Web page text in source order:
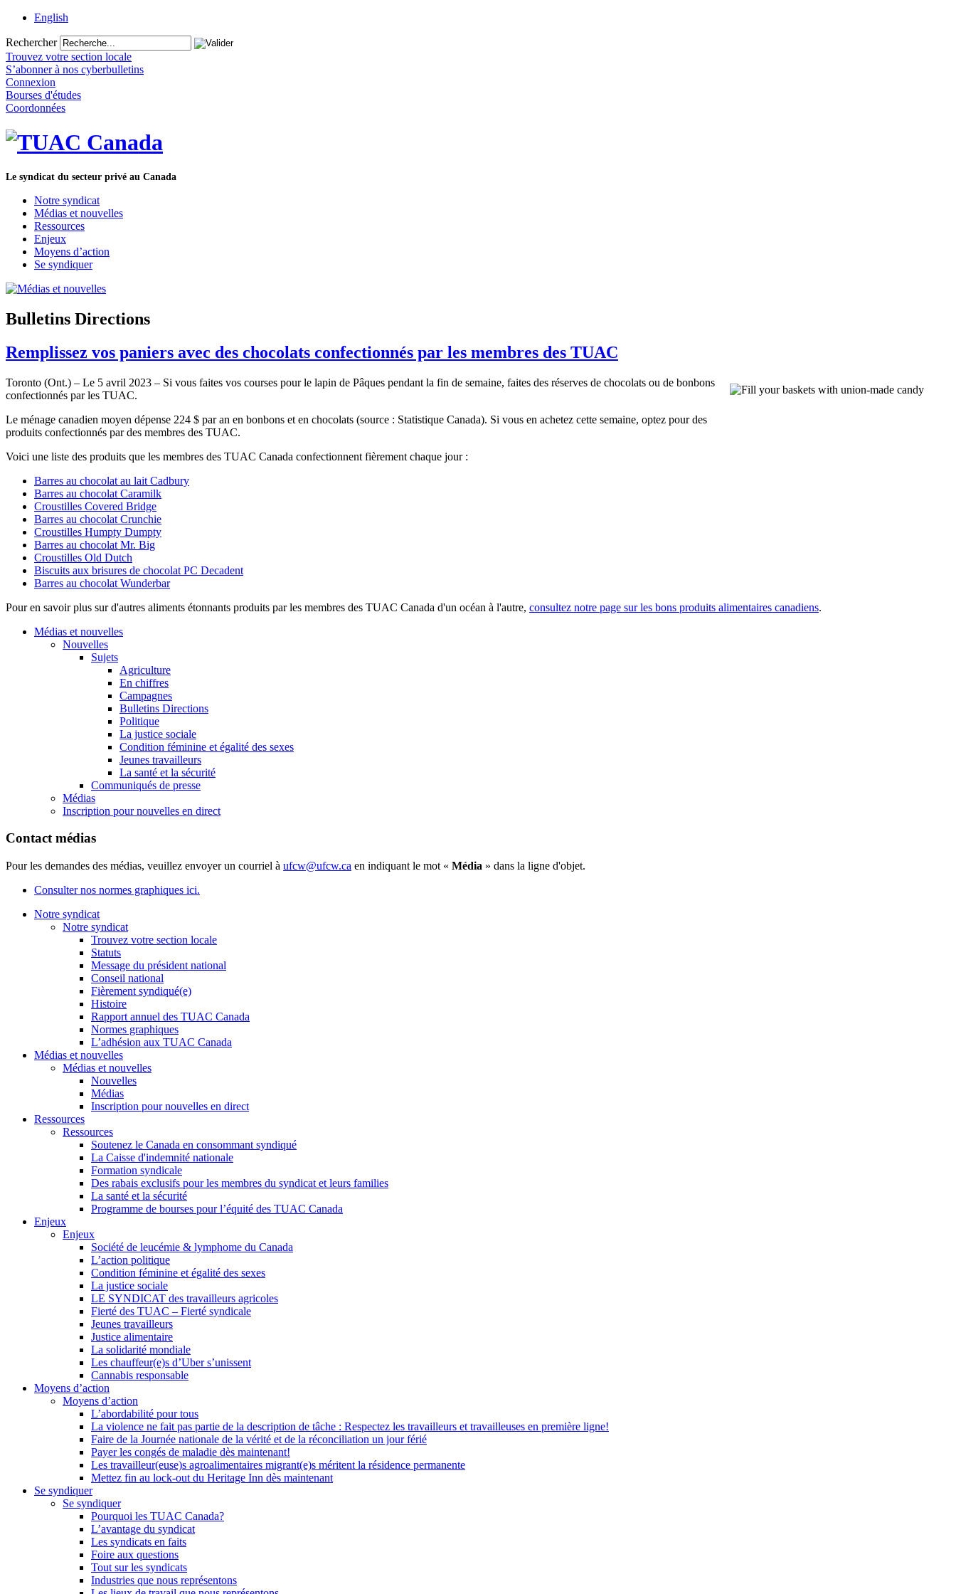
English
Rechercher
Trouvez votre section locale
S’abonner à nos cyberbulletins
Connexion
Bourses d'études
Coordonnées
Le syndicat du secteur privé au Canada
Notre syndicat
Médias et nouvelles
Ressources
Enjeux
Moyens d’action
Se syndiquer
Bulletins Directions
Remplissez vos paniers avec des chocolats confectionnés par les membres des TUAC
Toronto (Ont.) – Le 5 avril 2023 – Si vous faites vos courses pour le lapin de Pâques pendant la fin de semaine, faites des réserves de chocolats ou de bonbons
confectionnés par les TUAC.
Le ménage canadien moyen dépense 224 $ par an en bonbons et en chocolats (source : Statistique Canada). Si vous en achetez cette semaine, optez pour des
produits confectionnés par des membres des TUAC.
Voici une liste des produits que les membres des TUAC Canada confectionnent fièrement chaque jour :
Barres au chocolat au lait Cadbury
Barres au chocolat Caramilk
Croustilles Covered Bridge
Barres au chocolat Crunchie
Croustilles Humpty Dumpty
Barres au chocolat Mr. Big
Croustilles Old Dutch
Biscuits aux brisures de chocolat PC Decadent
Barres au chocolat Wunderbar
Pour en savoir plus sur d'autres aliments étonnants produits par les membres des TUAC Canada d'un océan à l'autre, consultez notre page sur les bons produits alimentaires canadiens.
Médias et nouvelles
Nouvelles
Sujets
Agriculture
En chiffres
Campagnes
Bulletins Directions
Politique
La justice sociale
Condition féminine et égalité des sexes
Jeunes travailleurs
La santé et la sécurité
Communiqués de presse
Médias
Inscription pour nouvelles en direct
Contact médias
Pour les demandes des médias, veuillez envoyer un courriel à ufcw@ufcw.ca en indiquant le mot « Média » dans la ligne d'objet.
Consulter nos normes graphiques ici.
Notre syndicat
Notre syndicat
Trouvez votre section locale
Statuts
Message du président national
Conseil national
Fièrement syndiqué(e)
Histoire
Rapport annuel des TUAC Canada
Normes graphiques
L’adhésion aux TUAC Canada
Médias et nouvelles
Médias et nouvelles
Nouvelles
Médias
Inscription pour nouvelles en direct
Ressources
Ressources
Soutenez le Canada en consommant syndiqué
La Caisse d'indemnité nationale
Formation syndicale
Des rabais exclusifs pour les membres du syndicat et leurs families
La santé et la sécurité
Programme de bourses pour l’équité des TUAC Canada
Enjeux
Enjeux
Société de leucémie & lymphome du Canada
L’action politique
Condition féminine et égalité des sexes
La justice sociale
LE SYNDICAT des travailleurs agricoles
Fierté des TUAC – Fierté syndicale
Jeunes travailleurs
Justice alimentaire
La solidarité mondiale
Les chauffeur(e)s d’Uber s’unissent
Cannabis responsable
Moyens d’action
Moyens d’action
L’abordabilité pour tous
La violence ne fait pas partie de la description de tâche : Respectez les travailleurs et travailleuses en première ligne!
Faire de la Journée nationale de la vérité et de la réconciliation un jour férié
Payer les congés de maladie dès maintenant!
Les travailleur(euse)s agroalimentaires migrant(e)s méritent la résidence permanente
Mettez fin au lock-out du Heritage Inn dès maintenant
Se syndiquer
Se syndiquer
Pourquoi les TUAC Canada?
L’avantage du syndicat
Les syndicats en faits
Foire aux questions
Tout sur les syndicats
Industries que nous représentons